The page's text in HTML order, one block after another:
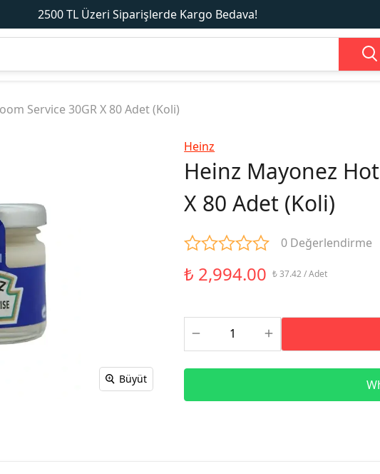
2500 TL Üzeri Siparişlerde Kargo Bedava!
Service 30GR X 80 Adet (Koli)
Büyüt
Heinz
Heinz Mayonez
X 80 Adet (Koli)
0 Değerlendirme
₺ 2,994.00 ₺ 37.42 / Adet